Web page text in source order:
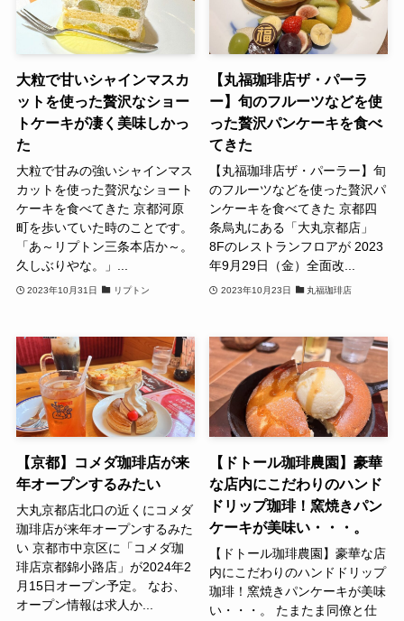
大粒で甘いシャインマスカ
ットを使った贅沢なショー
トケーキが凄く美味しかっ
た
大粒で甘みの強いシャインマス
カットを使った贅沢なショート
ケーキを食べてきた 京都河原
町を歩いていた時のことです。
「あ～リプトン三条本店か～。
久しぶりやな。」...
2023年10月31日 リプトン
【丸福珈琲店ザ・パーラ
ー】旬のフルーツなどを使
った贅沢パンケーキを食べ
てきた
【丸福珈琲店ザ・パーラー】旬
のフルーツなどを使った贅沢パ
ンケーキを食べてきた 京都四
条烏丸にある「大丸京都店」
8Fのレストランフロアが 2023
年9月29日（金）全面改...
2023年10月23日 丸福珈琲店
【京都】コメダ珈琲店が来
年オープンするみたい
大丸京都店北口の近くにコメダ
珈琲店が来年オープンするみた
い 京都市中京区に「コメダ珈
琲店京都錦小路店」が2024年2
月15日オープン予定。 なお、
オープン情報は求人か...
【ドトール珈琲農園】豪華
な店内にこだわりのハンド
ドリップ珈琲！窯焼きパン
ケーキが美味い・・・。
【ドトール珈琲農園】豪華な店
内にこだわりのハンドドリップ
珈琲！窯焼きパンケーキが美味
い・・・。 たまたま同僚と仕